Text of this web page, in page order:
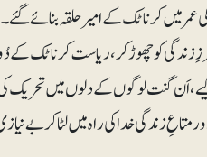
سر میں سماچکا تھا۔ کم عمری میں رکن جماعت بنے اور ۲۶ سال کی عمر میں
زندگی کو چھوڑ کر، ریاست کرناٹک
اَن گنت لوگوں کے دلوں میں تحریک
متاعِ زندگی خدا کی راہ میں لٹاکر بے